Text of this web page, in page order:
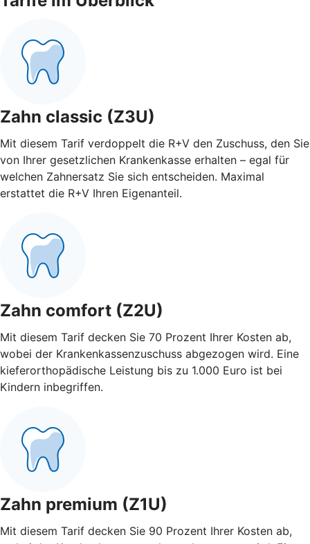
Zahn classic (Z3U)
Mit diesem Tarif verdoppelt die R+V den Zuschuss, den Sie
von Ihrer gesetzlichen Krankenkasse erhalten – egal für
welchen Zahnersatz Sie sich entscheiden. Maximal
erstattet die R+V Ihren Eigenanteil.
Zahn comfort (Z2U)
Mit diesem Tarif decken Sie 70 Prozent Ihrer Kosten ab,
wobei der Krankenkassenzuschuss abgezogen wird. Eine
kieferorthopädische Leistung bis zu 1.000 Euro ist bei
Kindern inbegriffen.
Zahn premium (Z1U)
Mit diesem Tarif decken Sie 90 Prozent Ihrer Kosten ab,